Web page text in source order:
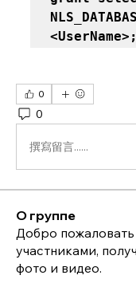
<UserName>;
0
0
撰寫留言......
О группе
Добро
участниками,
фото и видео.